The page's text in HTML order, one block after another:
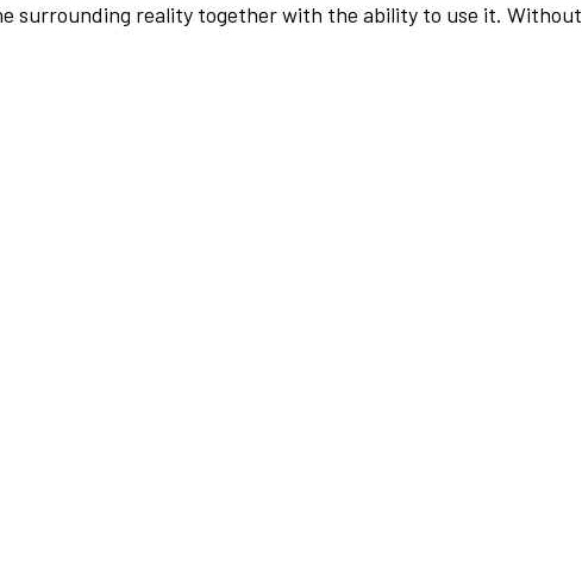
surrounding reality together with the ability to use it. Without